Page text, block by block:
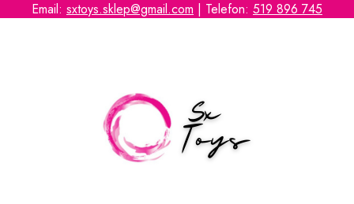
Email: sxtoys.sklep@gmail.com | Telefon: 519 896 745